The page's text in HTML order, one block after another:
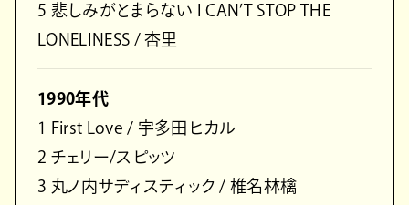
5 悲しみがとまらない I CAN’T STOP THE
LONELINESS / 杏里
1990年代
1 First Love / 宇多田ヒカル
2 チェリー/スピッツ
3 丸ノ内サディスティック / 椎名林檎